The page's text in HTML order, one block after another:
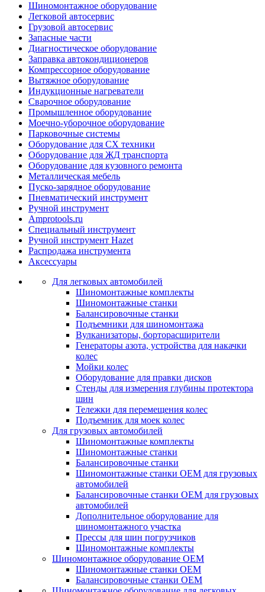
Шиномонтажное оборудование
Легковой автосервис
Грузовой автосервис
Запасные части
Диагностическое оборудование
Заправка автокондиционеров
Компрессорное оборудование
Вытяжное оборудование
Индукционные нагреватели
Сварочное оборудование
Промышленное оборудование
Моечно-уборочное оборудование
Парковочные системы
Оборудование для СХ техники
Оборудование для ЖД транспорта
Оборудование для кузовного ремонта
Металлическая мебель
Пуско-зарядное оборудование
Пневматический инструмент
Ручной инструмент
Amprotools.ru
Специальный инструмент
Ручной инструмент Hazet
Распродажа инструмента
Аксессуары
Для легковых автомобилей
Шиномонтажные комплекты
Шиномонтажные станки
Балансировочные станки
Подъемники для шиномонтажа
Вулканизаторы, борторасширители
Генераторы азота, устройства для накачки
колес
Мойки колес
Оборудование для правки дисков
Стенды для измерения глубины протектора
шин
Тележки для перемещения колес
Подъемник для моек колеc
Для грузовых автомобилей
Шиномонтажные комплекты
Шиномонтажные станки
Балансировочные станки
Шиномонтажные станки ОЕМ для грузовых
автомобилей
Балансировочные станки ОЕМ для грузовых
автомобилей
Дополнительное оборудование для
шиномонтажного участка
Прессы для шин погрузчиков
Шиномонтажные комплекты
Шиномонтажное оборудование ОЕМ
Шиномонтажные станки ОЕМ
Балансировочные станки ОЕМ